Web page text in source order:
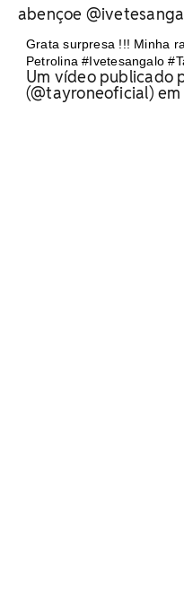
abençoe
Grata surpresa !!! Minha
Petrolina #Ivetesangalo
Um vídeo publicado
(@tayroneoficial) em